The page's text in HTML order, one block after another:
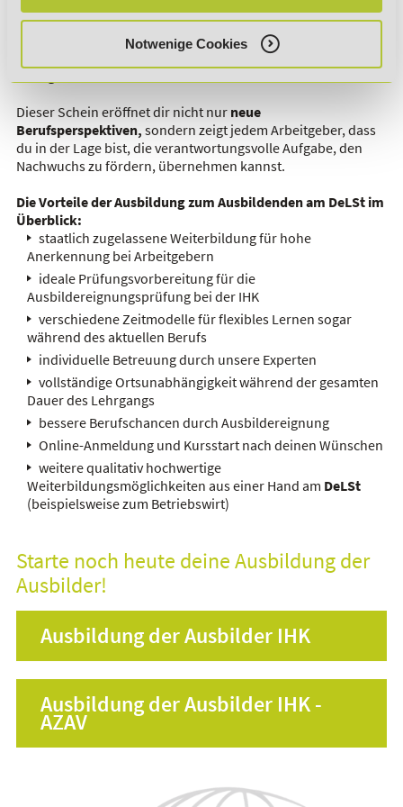
Notwenige Cookies
anstehende Prüfung kann durch unseren modernen
Methoden und Medien simuliert und somit geübt werden,
damit du schon bald über den
zumAusbilden
Dieser Schein eröffnet dir nicht nur neue
Berufsperspektiven, sondern zeigt jedem Arbeitgeber, dass
du in der Lage bist, die verantwortungsvolle Aufgabe, den
Nachwuchs zu fördern, übernehmen kannst.
Die Vorteile der Ausbildung zum Ausbildenden am DeLStim
Überblick:
staatlich zugelassene Weiterbildung für hohe
Anerkennung bei Arbeitgebern
ideale Prüfungsvorbereitung für die
Ausbildereignungsprüfungbei der IHK
verschiedene Zeitmodellefür flexibles Lernen sogar
während des aktuellen Berufs
individuelle Betreuung durch unsere Experten
vollständigeOrtsunabhängigkeitwährend der gesamten
Dauer des Lehrgangs
bessere Berufschancen durch Ausbildereignung
Online-Anmeldungund Kursstartnach deinen Wünschen
weitere qualitativ hochwertige
Weiterbildungsmöglichkeiten aus einer Hand am DeLSt
(beispielsweise zum Betriebswirt)
Starte noch heute deine Ausbildung der
Ausbilder!
Ausbildung der Ausbilder IHK
Ausbildung der Ausbilder IHK -
AZAV